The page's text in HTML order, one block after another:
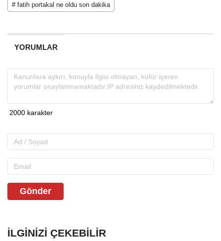
# fatih portakal ne oldu son dakika
YORUMLAR
Gönder
İLGINIZI ÇEKEBILIR